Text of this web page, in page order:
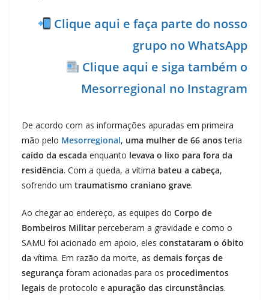
Clique aqui e faça parte do nosso
grupo no WhatsApp
Clique aqui e siga também o
Mesorregional no Instagram
De acordo com as informações apuradas em primeira
mão pelo Mesorregional, uma mulher de 66 anosteria
caído da escada enquanto levava o lixo para fora da
residência. Com a queda, a vítima bateu a cabeça,
sofrendo um traumatismo craniano grave.
Ao chegar ao endereço, as equipes do Corpo de
Bombeiros Militar perceberam a gravidade e como o
SAMU foi acionado em apoio, eles constataram o óbito
da vítima. Em razão da morte, as demais forças de
segurança foram acionadas para os procedimentos
legais de protocolo e apuração das circunstâncias.